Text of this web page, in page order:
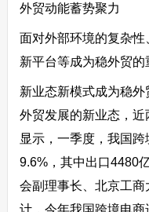
外贸动能蓄势聚力
面对外部环境的复杂性
新平台等成为稳外贸的
新业态新模式成为稳
外贸发展的新业态，
显示，一季度，我国
9.6%，其中出口4480
会副理事长、北京工
计，今年我国跨境电商